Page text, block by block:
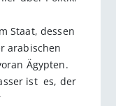
Staat, dessen
arabischen
Ägypten.
ist ­ es, der